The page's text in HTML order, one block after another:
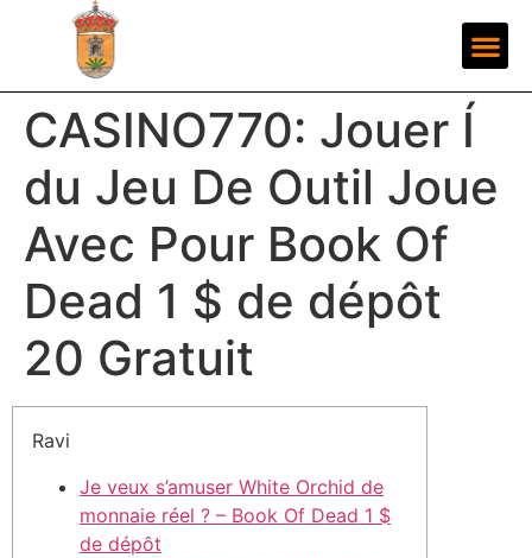
CASINO770: Jouer Í
du Jeu De Outil Joue
Avec Pour Book Of
Dead 1 $ de dépôt
20 Gratuit
Ravi
Je veux s’amuser White Orchid de
monnaie réel ? – Book Of Dead 1 $
de dépôt